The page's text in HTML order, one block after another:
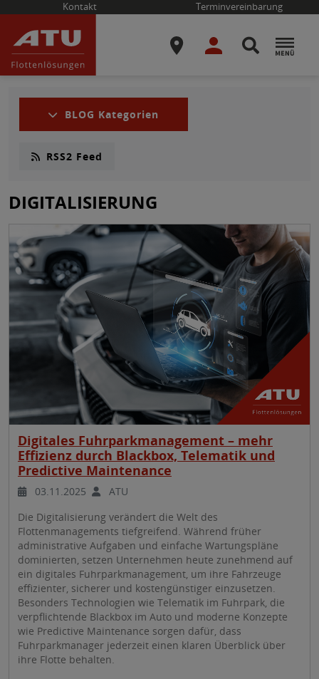
Kontakt Terminvereinbarung
BLOG Kategorien
RSS2 Feed
DIGITALISIERUNG
Digitales Fuhrparkmanagement – mehr
Effizienz durch Blackbox, Telematik und
Predictive Maintenance
03.11.2025
ATU
Die Digitalisierung verändert die Welt des
Flottenmanagements tiefgreifend. Während früher
administrative Aufgaben und einfache Wartungspläne
dominierten, setzen Unternehmen heute zunehmend auf
ein digitales Fuhrparkmanagement, um ihre Fahrzeuge
effizienter, sicherer und kostengünstiger einzusetzen.
Besonders Technologien wie Telematik im Fuhrpark, die
verpflichtende Blackbox im Auto und moderne Konzepte
wie Predictive Maintenance sorgen dafür, dass
Fuhrparkmanager jederzeit einen klaren Überblick über
ihre Flotte behalten.